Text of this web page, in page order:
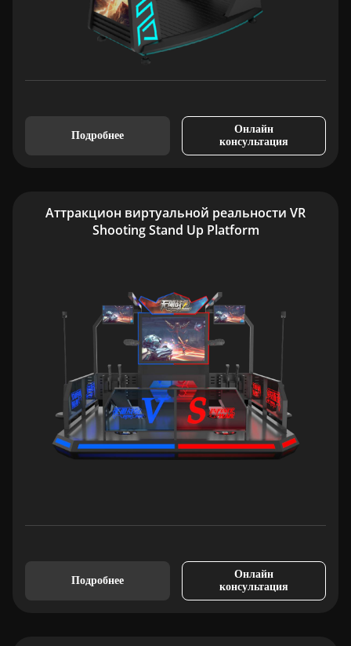
Подробнее
Онлайн
консультация
Аттракцион виртуальной реальности VR
Shooting Stand Up Platform
Подробнее
Онлайн
консультация